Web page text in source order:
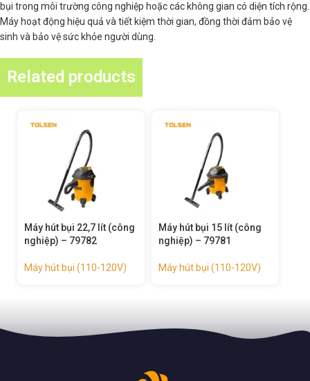
bụi trong môi trường công nghiệp hoặc các không gian có diện tích rộng.
Máy hoạt động hiệu quả và tiết kiệm thời gian, đồng thời đảm bảo vệ
sinh và bảo vệ sức khỏe người dùng.
Related products
Máy hút bụi 22,7 lít (công
nghiệp) – 79782
Máy hút bụi (110-120V)
Máy hút bụi 15 lít (công
nghiệp) – 79781
Máy hút bụi (110-120V)